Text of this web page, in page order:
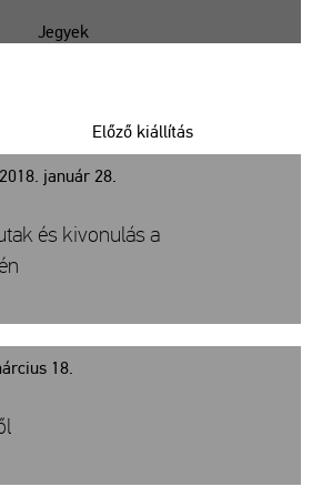
Jegyek
január 28.
Előző kiállítás
és kivonulás a
18.